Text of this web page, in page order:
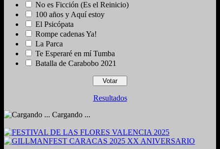
No es Ficción (Es el Reinicio)
100 años y Aquí estoy
El Psicópata
Rompe cadenas Ya!
La Parca
Te Esperaré en mí Tumba
Batalla de Carabobo 2021
Resultados
Cargando ...